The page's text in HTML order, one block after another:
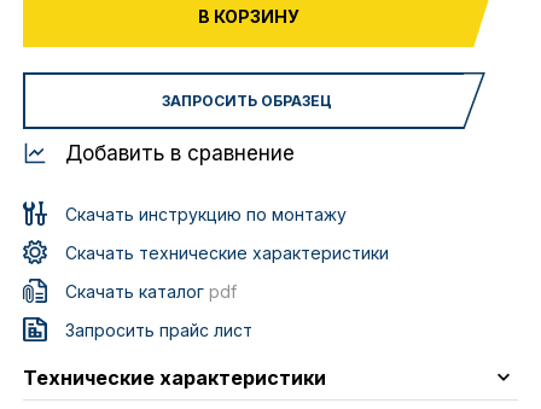
В КОРЗИНУ
ЗАПРОСИТЬ ОБРАЗЕЦ
Добавить в сравнение
Скачать инструкцию по монтажу
Скачать технические характеристики
Скачать каталогpdf
Запросить прайс лист
Технические характеристики